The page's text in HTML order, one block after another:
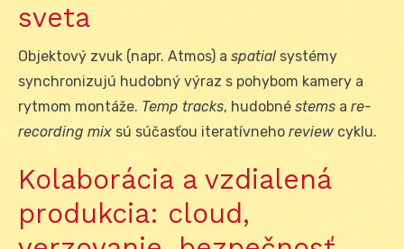
sveta
Objektový zvuk (napr. Atmos) a spatial systémy
synchronizujú hudobný výraz s pohybom kamery a
rytmom montáže. Temp tracks, hudobné stems a re-
recording mix sú súčasťou iteratívneho review cyklu.
Kolaborácia a vzdialená
produkcia: cloud,